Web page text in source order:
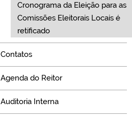
Cronograma da Eleição para as
Comissões Eleitorais Locais é
retificado
Contatos
Agenda do Reitor
Auditoria Interna